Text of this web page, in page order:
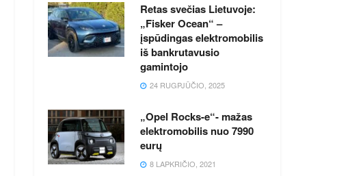
Retas svečias Lietuvoje:
„Fisker Ocean“ –
įspūdingas elektromobilis
iš bankrutavusio
gamintojo
24 RUGPJŪČIO, 2025
„Opel Rocks-e“- mažas
elektromobilis nuo 7990
eurų
8 LAPKRIČIO, 2021